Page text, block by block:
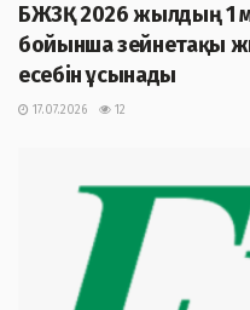
БЖЗҚ 2026 жылдың 1
бойынша зейнетақы
есебін ұсынады
17.07.2026 12